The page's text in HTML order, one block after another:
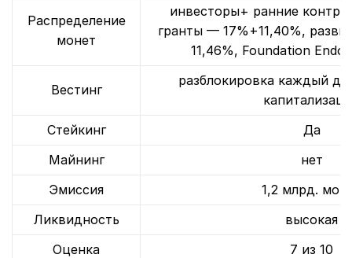
Распределение
монет
инвесторы+ ранние
гранты — 17%+11,40%,
11,46%, Foundation
Вестинг
разблокировка каждый
Стейкинг
Да
Майнинг
нет
Эмиссия
1,2 млрд.
Ликвидность
высокая
Оценка
7 из 10